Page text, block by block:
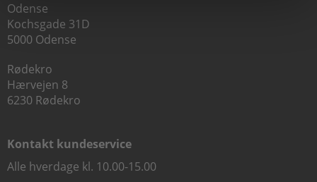
Odense
Kochsgade 31D
5000 Odense
Rødekro
Hærvejen 8
6230 Rødekro
Kontakt kundeservice
Alle hverdage kl. 10.00-15.00